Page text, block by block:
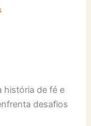
história de fé e
desafios